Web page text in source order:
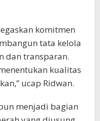
komitmen
tata kelola
dan transparan.
kualitas
ucap Ridwan.
menjadi bagian